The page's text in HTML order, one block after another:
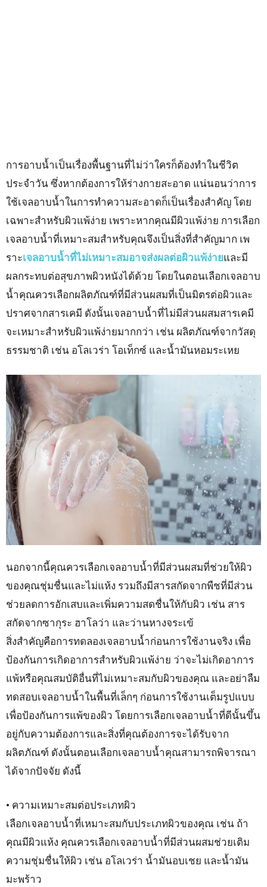
การอาบน้ำเป็นเรื่องพื้นฐานที่ไม่ว่าใครก็ต้องทำในชีวิต
ประจำวัน ซึ่งหากต้องการให้ร่างกายสะอาด แน่นอนว่าการ
ใช้เจลอาบน้ำในการทำความสะอาดก็เป็นเรื่องสำคัญ โดย
เฉพาะสำหรับผิวแพ้ง่าย เพราะหากคุณมีผิวแพ้ง่าย การเลือก
เจลอาบน้ำที่เหมาะสมสำหรับคุณจึงเป็นสิ่งที่สำคัญมาก เพ
ราะเจลอาบน้ำที่ไม่เหมาะสมอาจส่งผลต่อผิวแพ้ง่ายและมี
ผลกระทบต่อสุขภาพผิวหนังได้ด้วย โดยในตอนเลือกเจลอาบ
น้ำคุณควรเลือกผลิตภัณฑ์ที่มีส่วนผสมที่เป็นมิตรต่อผิวและ
ปราศจากสารเคมี ดังนั้นเจลอาบน้ำที่ไม่มีส่วนผสมสารเคมี
จะเหมาะสำหรับผิวแพ้ง่ายมากกว่า เช่น ผลิตภัณฑ์จากวัสดุ
ธรรมชาติ เช่น อโลเวร่า โอเท็กซ์ และน้ำมันหอมระเหย
นอกจากนี้คุณควรเลือกเจลอาบน้ำที่มีส่วนผสมที่ช่วยให้ผิว
ของคุณชุ่มชื่นและไม่แห้ง รวมถึงมีสารสกัดจากพืชที่มีส่วน
ช่วยลดการอักเสบและเพิ่มความสดชื่นให้กับผิว เช่น สาร
สกัดจากซากุระ ฮาโลว่า และว่านหางจระเข้
สิ่งสำคัญคือการทดลองเจลอาบน้ำก่อนการใช้งานจริง เพื่อ
ป้องกันการเกิดอาการสำหรับผิวแพ้ง่าย ว่าจะไม่เกิดอาการ
แพ้หรือคุณสมบัติอื่นที่ไม่เหมาะสมกับผิวของคุณ และอย่าลืม
ทดสอบเจลอาบน้ำในพื้นที่เล็กๆ ก่อนการใช้งานเต็มรูปแบบ
เพื่อป้องกันการแพ้ของผิว โดยการเลือกเจลอาบน้ำที่ดีนั้นขึ้น
อยู่กับความต้องการและสิ่งที่คุณต้องการจะได้รับจาก
ผลิตภัณฑ์ ดังนั้นตอนเลือกเจลอาบน้ำคุณสามารถพิจารณา
ได้จากปัจจัย ดังนี้
• ความเหมาะสมต่อประเภทผิว
เลือกเจลอาบน้ำที่เหมาะสมกับประเภทผิวของคุณ เช่น ถ้า
คุณมีผิวแห้ง คุณควรเลือกเจลอาบน้ำที่มีส่วนผสมช่วยเติม
ความชุ่มชื่นให้ผิว เช่น อโลเวร่า น้ำมันอบเชย และน้ำมัน
มะพร้าว